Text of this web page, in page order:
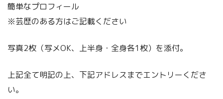
簡単なプロフィール
※芸歴のある方はご記載ください
写真2枚（写メOK、上半身・全身各1枚）を添付。
上記全て明記の上、下記アドレスまでエントリーくださ
い。